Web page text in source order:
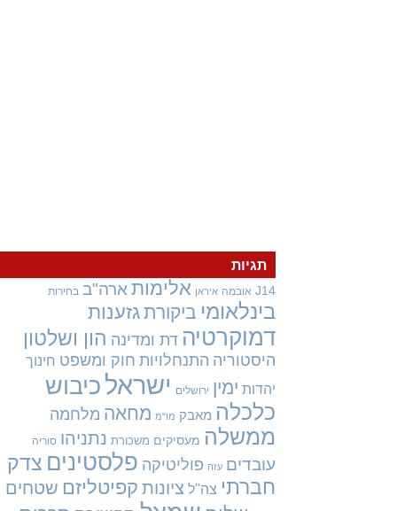
תגיות
J14 אובמה איראן אלימות ארה"ב בחירות
בינלאומיביקורתגזענות
דמוקרטיה דת ומדינההון ושלטון
היסטוריה התנחלויות חוק ומשפט חינוך
יהדות ימין ירושלים ישראלכיבוש
כלכלה מאבק מו"מ מחאהמלחמה
ממשלה מעסיקים משכורת נתניהו סוריה
עובדים עזה פוליטיקה פלסטיניםצדק
חברתי צה"ל ציונותקפיטליזםשטחים